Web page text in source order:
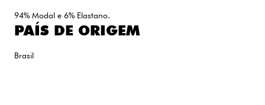
94% Modal e 6% Elastano.
PAÍS DE ORIGEM
Brasil